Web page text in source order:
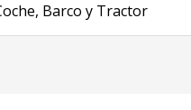
Barco y Tractor